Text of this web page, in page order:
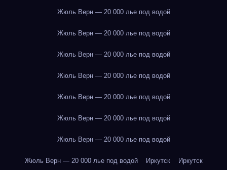
Жюль Верн — 20 000 лье под водой
Жюль Верн — 20 000 лье под водой
Жюль Верн — 20 000 лье под водой
Жюль Верн — 20 000 лье под водой
Жюль Верн — 20 000 лье под водой
Жюль Верн — 20 000 лье под водой
Жюль Верн — 20 000 лье под водой
Жюль Верн — 20 000 лье под водой Иркутск Иркутск